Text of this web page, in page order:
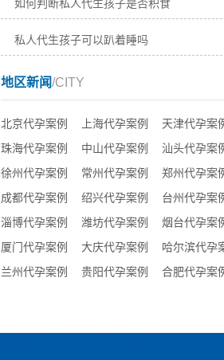
如何判断私人代生孩子是否积食
私人代生孩子可以趴着睡吗
地区新闻/CITY
北京代孕案例 上海代孕案例 天津代孕案
珠海代孕案例
中山代孕案例 汕头代孕案
徐州代孕案例
常州代孕案例 郑州代孕案
成都代孕案例
绍兴代孕案例 台州代孕案
淄博代孕案例
潍坊代孕案例 烟台代孕案
厦门代孕案例
大庆代孕案例 哈尔滨代孕
兰州代孕案例
贵阳代孕案例 合肥代孕案